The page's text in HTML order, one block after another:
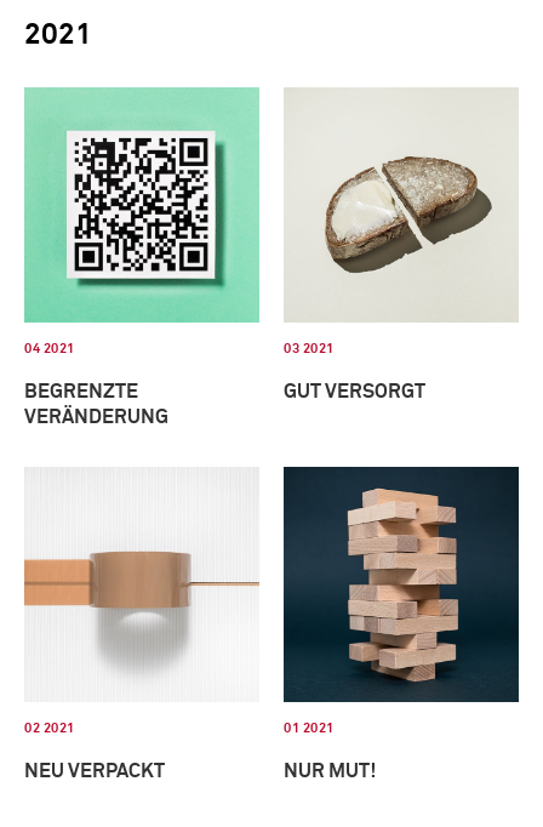
2021
04 2021
BEGRENZTE
VERÄNDERUNG
03 2021
GUT VERSORGT
02 2021
NEU VERPACKT
01 2021
NUR MUT!